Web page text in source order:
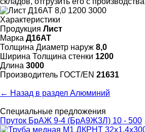
Характеристики
Продукция Лист
Марка Д16АТ
Толщина Диаметр наруж 8,0
Ширина Толщина стенки 1200
Длина 3000
Произво­дитель ГОСТ/EN 21631
← Назад в раздел Алюминий
Специальные предложения
Пруток БрАЖ 9-4 (БрА9Ж3Л) 10 - 500